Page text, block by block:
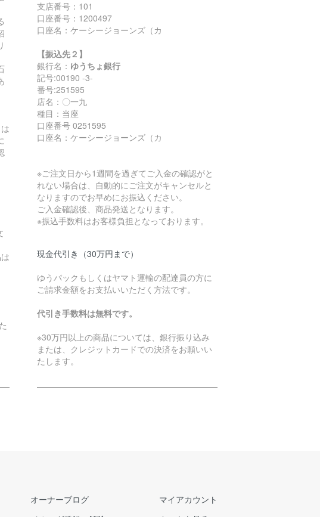
支店番号：101
口座番号：1200497
口座名：ケーシージョーンズ（カ
【振込先２】
銀行名： ゆうちょ銀行
記号:00190 -3-
番号:251595
店名：〇一九
種目：当座
口座番号 0251595
口座名：ケーシージョーンズ（カ
※ご注文日から1週間を過ぎてご入金の確認がと
れない場合は、自動的にご注文がキャンセルと
なりますのでお早めにお振込ください。
ご入金確認後、商品発送となります。
※振込手数料はお客様負担となっております。
現金代引き（30万円まで）
ゆうパックもしくはヤマト運輸の配達員の方に
ご請求金額をお支払いいただく方法です。
代引き手数料は無料です。
※30万円以上の商品については、銀行振り込み
または、クレジットカードでの決済をお願いい
たします。
オーナーブログ
マイアカウント